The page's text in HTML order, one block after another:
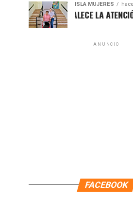
ISLA MUJERES
ATENEA FORTALECE LA ATENCIÓN
ANUNCIO
FACEBOOK